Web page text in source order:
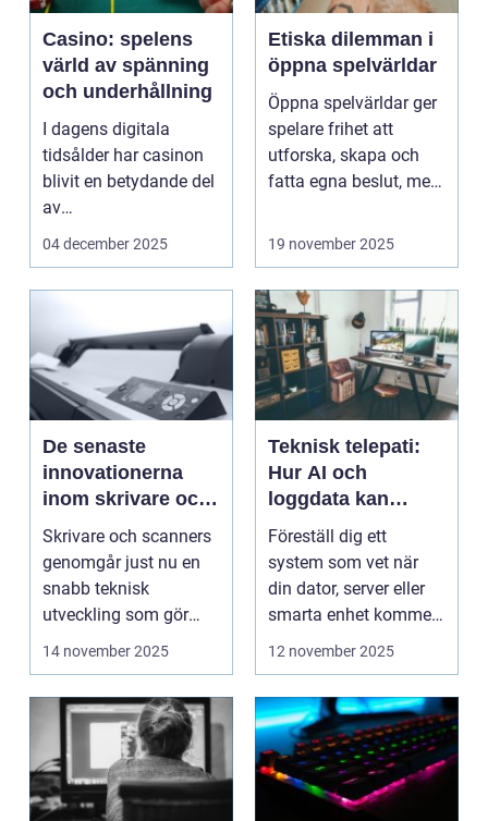
Casino: spelens
värld av spänning
och underhållning
I dagens digitala
tidsålder har casinon
blivit en betydande del
av
onlineunderhållning. ...
04 december 2025
Etiska dilemman i
öppna spelvärldar
Öppna spelvärldar ger
spelare frihet att
utforska, skapa och
fatta egna beslut, men
19 november 2025
De senaste
innovationerna
inom skrivare och
scanners
Skrivare och scanners
genomgår just nu en
snabb teknisk
utveckling som gör
dem mer intell...
14 november 2025
Teknisk telepati:
Hur AI och
loggdata kan
förutsäga fel innan
de händer
Föreställ dig ett
system som vet när
din dator, server eller
smarta enhet kommer
att ...
12 november 2025